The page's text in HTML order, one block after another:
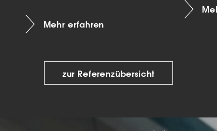
Mehr erfahren
zur Referenzübersicht